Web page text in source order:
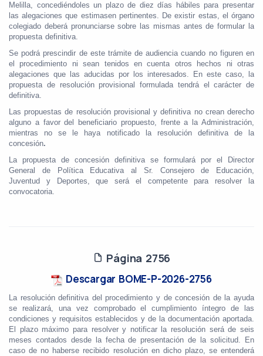
Melilla, concediéndoles un plazo de diez días hábiles para presentar
las alegaciones que estimasen pertinentes. De existir estas, el órgano
colegiado deberá pronunciarse sobre las mismas antes de formular la
propuesta definitiva.
Se podrá prescindir de este trámite de audiencia cuando no figuren en
el procedimiento ni sean tenidos en cuenta otros hechos ni otras
alegaciones que las aducidas por los interesados. En este caso, la
propuesta de resolución provisional formulada tendrá el carácter de
definitiva.
Las propuestas de resolución provisional y definitiva no crean derecho
alguno a favor del beneficiario propuesto, frente a la Administración,
mientras no se le haya notificado la resolución definitiva de la
concesión.
La propuesta de concesión definitiva se formulará por el Director
General de Política Educativa al Sr. Consejero de Educación,
Juventud y Deportes, que será el competente para resolver la
convocatoria.
Página 2756
Descargar BOME-P-2026-2756
La resolución definitiva del procedimiento y de concesión de la ayuda
se realizará, una vez comprobado el cumplimiento íntegro de las
condiciones y requisitos establecidos y de la documentación aportada.
El plazo máximo para resolver y notificar la resolución será de seis
meses contados desde la fecha de presentación de la solicitud. En
caso de no haberse recibido resolución en dicho plazo, se entenderá